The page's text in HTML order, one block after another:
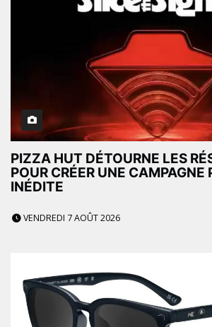
PIZZA HUT DÉTOURNE LES
POUR CRÉER UNE CAMPAGNE
INÉDITE
VENDREDI 7 AOÛT 2026